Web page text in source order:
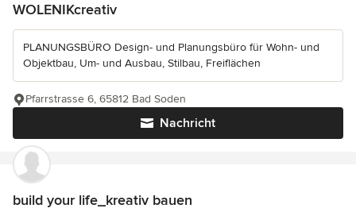
WOLENIKcreativ
PLANUNGSBÜRO Design- und Planungsbüro für Wohn- und
Objektbau, Um- und Ausbau, Stilbau, Freiflächen
Nachricht
Pfarrstrasse 6, 65812 Bad Soden
build your life_kreativ bauen